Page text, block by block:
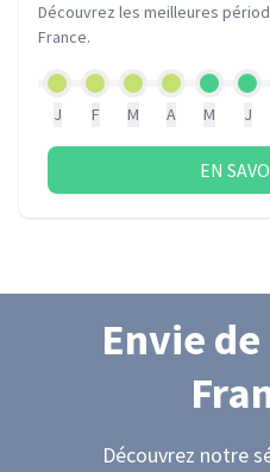
Découvrez les meilleures
France.
J F M A M J
EN
Envie
Découvrez notre